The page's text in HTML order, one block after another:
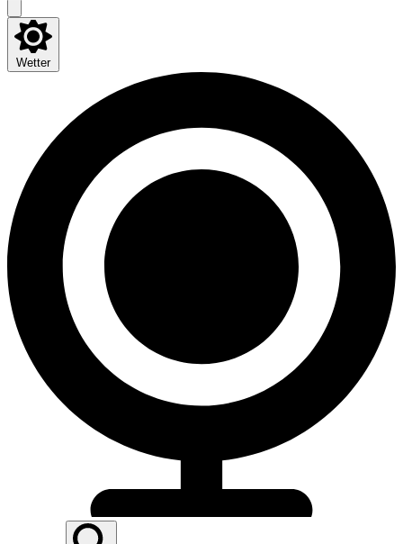
Wetter